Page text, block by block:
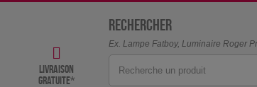
livraison
gratuite*
Rechercher
Ex. Lampe Fatboy, Luminaire Roger